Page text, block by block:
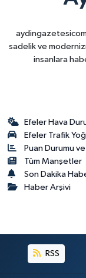
sadelik ve
insanlara
Efeler Hava
Efeler Trafik
Puan Durumu
Tüm Manşetler
Son Dakika
Haber Arşivi
RSS